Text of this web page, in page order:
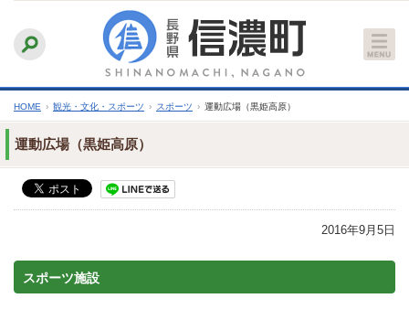
文
へ
ふりがなをつける
文字サイズ
縮小 標準 拡大
HOME › 観光・文化・スポーツ › スポーツ › 運動広場（黒姫高原）
運動広場（黒姫高原）
2016年9月5日
スポーツ施設